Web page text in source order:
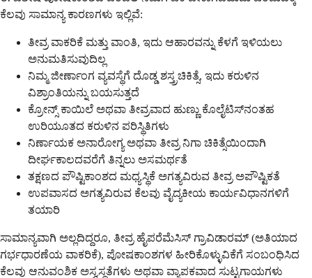
ಕೆಲವು ಸಾಮಾನ್ಯ ಕಾರಣಗಳು ಇಲ್ಲಿವೆ:
ತೀವ್ರ ವಾಕರಿಕೆ ಮತ್ತು ವಾಂತಿ, ಇದು ಆಹಾರವನ್ನು ಕೆಳಗೆ ಇಳಿಯಲು
ಅನುಮತಿಸುವುದಿಲ್ಲ
ನಿಮ್ಮ ಜೀರ್ಣಾಂಗ ವ್ಯವಸ್ಥೆಗೆ ದೊಡ್ಡ ಶಸ್ತ್ರಚಿಕಿತ್ಸೆ, ಇದು ಕರುಳಿನ
ವಿಶ್ರಾಂತಿಯನ್ನು ಬಯಸುತ್ತದೆ
ಕ್ರೋನ್ಸ್ ಕಾಯಿಲೆ ಅಥವಾ ತೀವ್ರವಾದ ಹುಣ್ಣು ಕೊಲೈಟಿಸ್‌ನಂತಹ
ಉರಿಯೂತದ ಕರುಳಿನ ಪರಿಸ್ಥಿತಿಗಳು
ನಿರ್ಣಾಯಕ ಅನಾರೋಗ್ಯ ಅಥವಾ ತೀವ್ರ ನಿಗಾ ಚಿಕಿತ್ಸೆಯಿಂದಾಗಿ
ದೀರ್ಘಕಾಲದವರೆಗೆ ತಿನ್ನಲು ಅಸಮರ್ಥತೆ
ತಕ್ಷಣದ ಪೌಷ್ಟಿಕಾಂಶದ ಮಧ್ಯಸ್ಥಿಕೆ ಅಗತ್ಯವಿರುವ ತೀವ್ರ ಅಪೌಷ್ಟಿಕತೆ
ಉಪವಾಸದ ಅಗತ್ಯವಿರುವ ಕೆಲವು ವೈದ್ಯಕೀಯ ಕಾರ್ಯವಿಧಾನಗಳಿಗೆ
ತಯಾರಿ
ಸಾಮಾನ್ಯವಾಗಿ ಅಲ್ಲದಿದ್ದರೂ, ತೀವ್ರ ಹೈಪರೆಮೆಸಿಸ್ ಗ್ರಾವಿಡಾರಮ್ (ಅತಿಯಾದ
ಗರ್ಭಧಾರಣೆಯ ವಾಕರಿಕೆ), ಪೋಷಕಾಂಶಗಳ ಹೀರಿಕೊಳ್ಳುವಿಕೆಗೆ ಸಂಬಂಧಿಸಿದ
ಕೆಲವು ಆನುವಂಶಿಕ ಅಸ್ವಸ್ಥತೆಗಳು ಅಥವಾ ವ್ಯಾಪಕವಾದ ಸುಟ್ಟಗಾಯಗಳು